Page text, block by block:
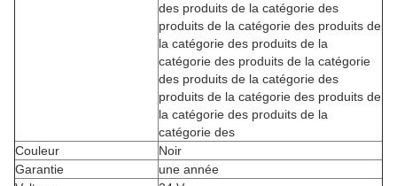
des produits de la catégorie des
produits de la catégorie des produits de
la catégorie des produits de la
catégorie des produits de la catégorie
des produits de la catégorie des
produits de la catégorie des produits de
la catégorie des produits de la
catégorie des
Couleur
Noir
Garantie
une année